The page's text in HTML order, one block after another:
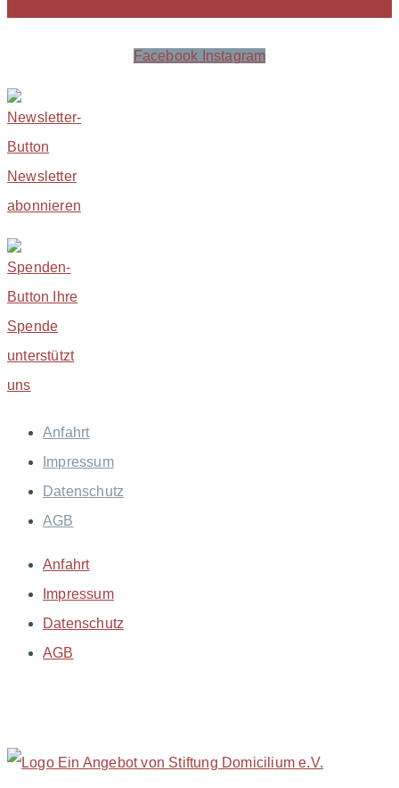
Facebook Instagram
Anfahrt
Impressum
Datenschutz
AGB
Anfahrt
Impressum
Datenschutz
AGB